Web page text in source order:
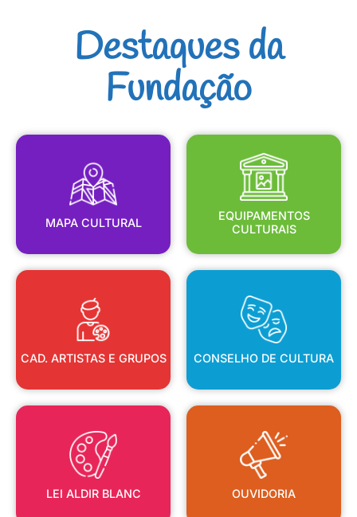
Destaques da
Fundação
MAPA CULTURAL
MAPA CULTURAL
EQUIPAMENTOS
CULTURAIS
EQUIPAMENTOS
CULTURAIS
CAD. ARTISTAS E GRUPOS
CAD. ARTISTAS E GRUPOS
CONSELHO DE CULTURA
CONSELHO DE CULTURA
LEI ALDIR BLANC
LEI ALDIR BLANC
OUVIDORIA
OUVIDORIA